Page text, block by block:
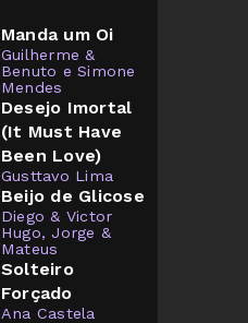
Manda um Oi
Guilherme &
Benuto e Simone
Mendes
Desejo Imortal
(It Must Have
Been Love)
Gusttavo Lima
Beijo de Glicose
Diego & Victor
Hugo, Jorge &
Mateus
Solteiro
Forçado
Ana Castela